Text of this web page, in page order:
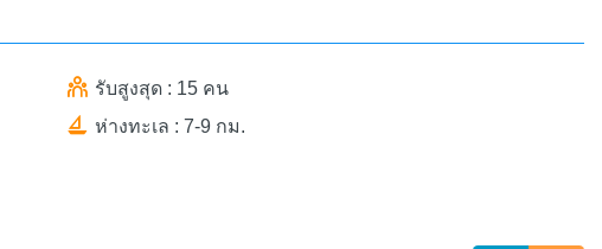
รับสูงสุด : 15 คน
ห่างทะเล : 7-9 กม.